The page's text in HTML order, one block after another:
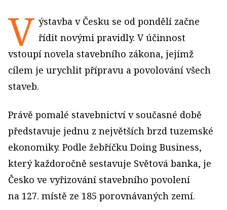
V ýstavba v Česku se od pondělí začne
řídit novými pravidly. V účinnost
vstoupí novela stavebního zákona, jejímž
cílem je urychlit přípravu a povolování všech
staveb.
Právě pomalé stavebnictví v současné době
představuje jednu z největších brzd tuzemské
ekonomiky. Podle žebříčku Doing Business,
který každoročně sestavuje Světová banka, je
Česko ve vyřizování stavebního povolení
na 127. místě ze 185 porovnávaných zemí.